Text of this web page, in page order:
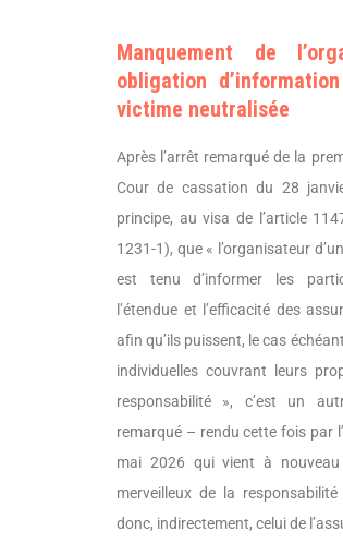
Manquement de
obligation
victime neutralisée
Après l’arrêt remarqué de la
Cour de cassation du 28
principe, au visa de l’article
1231-1), que « l’organisateur
est tenu d’informer les
l’étendue et l’efficacité des
afin qu’ils puissent, le cas
individuelles couvrant leurs
responsabilité », c’est un
remarqué – rendu cette fois par
mai 2026 qui vient à
merveilleux de la
donc, indirectement, celui de